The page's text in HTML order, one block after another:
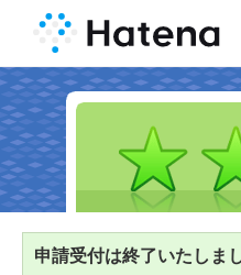
申請受付は終了いたしま